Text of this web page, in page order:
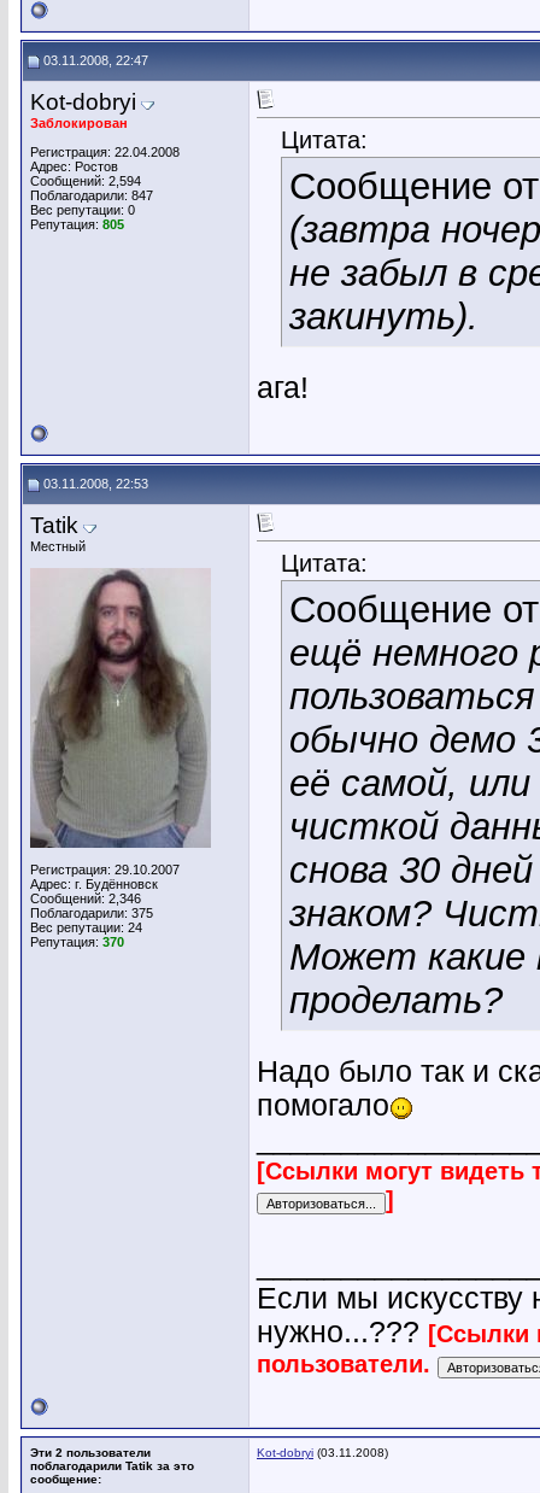
03.11.2008, 22:47
Kot-dobryi
Заблокирован
Регистрация: 22.04.2008
Адрес: Ростов
Сообщений: 2,594
Поблагодарили: 847
Вес репутации: 0
Репутация: 805
Цитата:
Сообщение
(завтра
не забыл в
закинуть).
ага!
03.11.2008, 22:53
Tatik
Местный
Регистрация: 29.10.2007
Адрес: г. Будённовск
Сообщений: 2,346
Поблагодарили: 375
Вес репутации: 24
Репутация: 370
Цитата:
Сообщение
ещё немного
обычно демо
её самой,
чисткой
снова 30
знаком?
Может какие
проделать?
Надо было так и
помогало
[Ссылки могут видеть
]
Если мы искусству
нужно...??? [Ссылки
пользователи.
Эти 2 пользователи
поблагодарили Tatik за это
сообщение:
Kot-dobryi (03.11.2008)